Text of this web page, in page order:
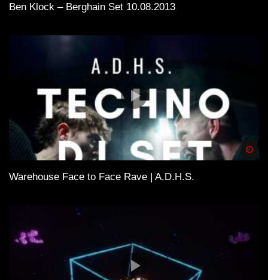
Ben Klock – Berghain Set 10.08.2013
Warehouse Face to Face Rave | A.D.H.S.